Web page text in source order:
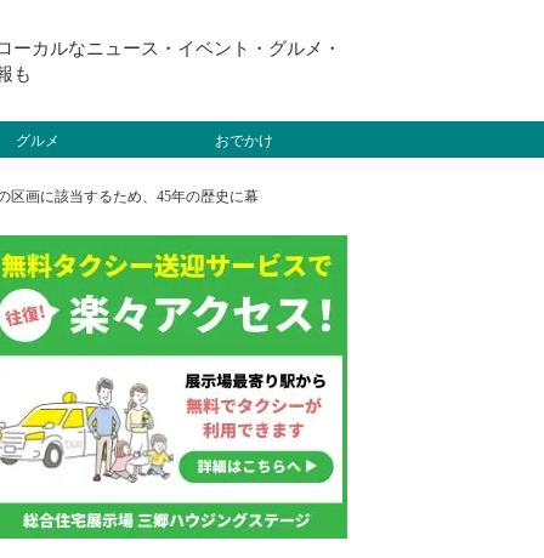
カルなニュース・イベント・グルメ・
も
グルメ おでかけ
区画に該当するため、45年の歴史に幕